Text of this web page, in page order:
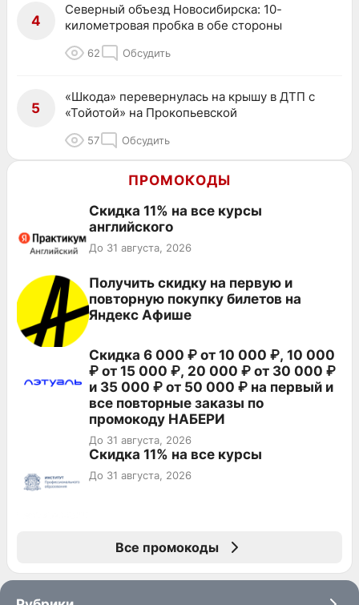
4
Северный объезд Новосибирска: 10-
километровая пробка в обе стороны
62 Обсудить
5
«Шкода» перевернулась на крышу в ДТП с
«Тойотой» на Прокопьевской
57 Обсудить
ПРОМОКОДЫ
Скидка 11% на все курсы
английского
До 31 августа, 2026
Получить скидку на первую и
повторную покупку билетов на
Яндекс Афише
Скидка 6 000 ₽ от 10 000 ₽, 10 000
₽ от 15 000 ₽, 20 000 ₽ от 30 000 ₽
и 35 000 ₽ от 50 000 ₽ на первый и
все повторные заказы по
промокоду НАБЕРИ
До 31 августа, 2026
Скидка 11% на все курсы
До 31 августа, 2026
Все промокоды